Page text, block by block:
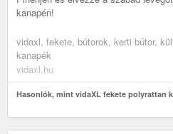
kanapén!
vidaxl, fekete, bútorok, kerti bútor,
kanapék
vidaxl.hu
Hasonlók, mint vidaXL fekete polyrattan